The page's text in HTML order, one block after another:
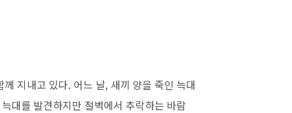
지내고 있다. 어느 날, 새끼 양을 죽인 늑대
대를 발견하지만 절벽에서 추락하는 바람